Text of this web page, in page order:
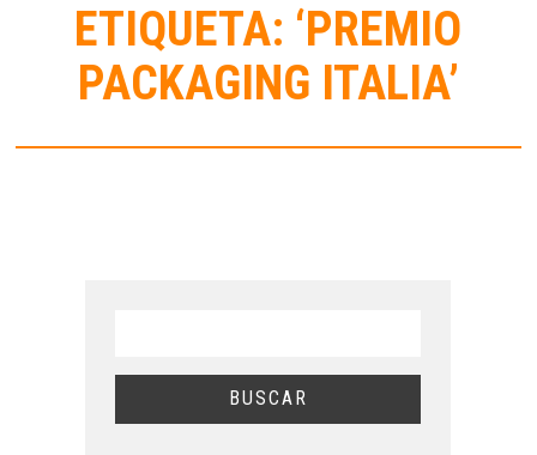
ETIQUETA: ‘PREMIO
PACKAGING ITALIA’